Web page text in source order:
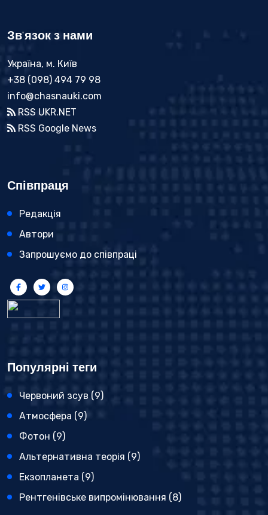
Зв'язок з нами
Україна, м. Київ
+38 (098) 494 79 98
info@chasnauki.com
RSS UKR.NET
RSS Google News
Співпраця
Редакція
Автори
Запрошуємо до співпраці
Популярні теги
Червоний зсув (9)
Атмосфера (9)
Фотон (9)
Альтернативна теорія (9)
Екзопланета (9)
Рентгенівське випромінювання (8)